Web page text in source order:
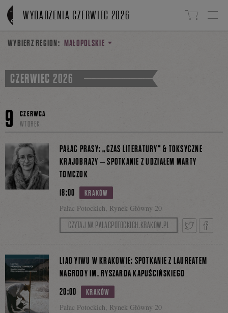
Linki do przejścia
WYDARZENIA CZERWIEC 2026
WYBIERZ REGION: MAŁOPOLSKIE
CZERWIEC 2026
9
CZERWCA
WTOREK
18:00 KRAKÓW
Pałac Potockich, Rynek Główny 20
PAŁAC PRASY: „CZAS LITERATURY” & TOKSYCZNE
KRAJOBRAZY – SPOTKANIE Z UDZIAŁEM MARTY
TOMCZOK
CZYTAJ NA PALACPOTOCKICH.KRAKOW.PL
20:00 KRAKÓW
Pałac Potockich, Rynek Główny 20
LIAO YIWU W KRAKOWIE: SPOTKANIE Z LAUREATEM
NAGRODY IM. RYSZARDA KAPUŚCIŃSKIEGO